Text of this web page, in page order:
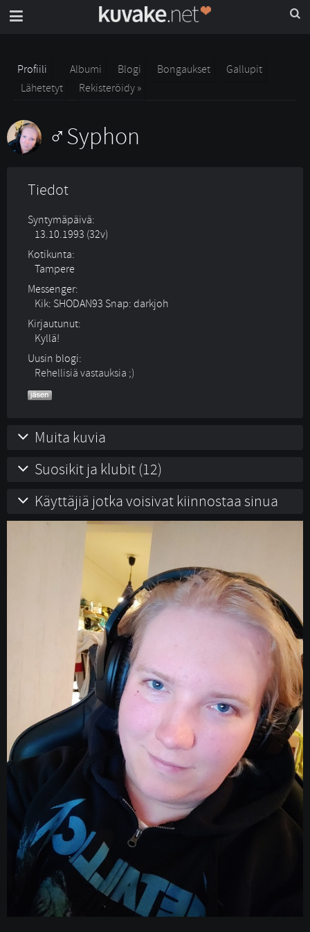
Profiili Albumi Blogi Bongaukset
Gallupit
Lähetetyt
Rekisteröidy »
Syphon
Tiedot
Syntymäpäivä:
13.10.1993 (32v)
Kotikunta:
Tampere
Messenger:
Kik: SHODAN93 Snap: darkjoh
Kirjautunut:
Kyllä!
Uusin blogi:
Rehellisiä vastauksia ;)
Muita kuvia
Suosikit ja klubit (12)
Käyttäjiä jotka voisivat kiinnostaa sinua